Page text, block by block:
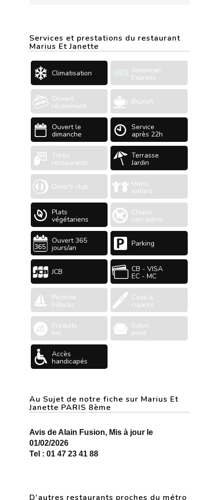
Services et prestations du restaurant
Marius Et Janette
Climatisation American
Express
Ouvert
récemment Brunch
Ouvert le
dimanche
Service
après 22h
Titres
restaurants
Terrasse
Jardin
Diner's club Menu
enfant
Plats
végétariens
Chiens
non admis
Ouvert 365
jours/an Parking
JCB CB - VISA
EC - MC
Péniche
bâteau
Cave à
cigares
Produits
bio
Salon
privé
Accès
handicapés
Au Sujet de notre fiche sur Marius Et
Janette PARIS 8ème
Avis de Alain Fusion, Mis à jour le
01/02/2026
Tel : 01 47 23 41 88
D'autres restaurants proches du métro